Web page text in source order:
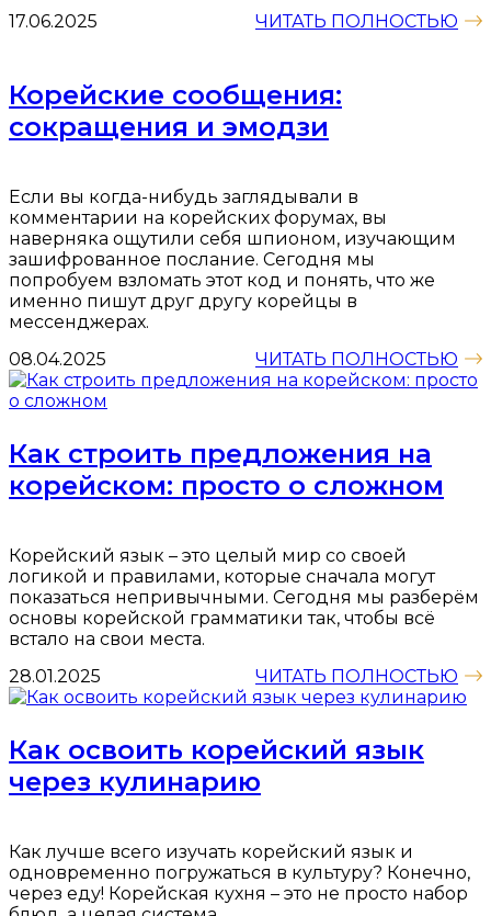
17.06.2025 ЧИТАТЬ ПОЛНОСТЬЮ
Корейские сообщения:
сокращения и эмодзи
08.04.2025
Если вы когда-нибудь заглядывали в
комментарии на корейских форумах, вы
наверняка ощутили себя шпионом, изучающим
зашифрованное послание. Сегодня мы
попробуем взломать этот код и понять, что же
именно пишут друг другу корейцы в
мессенджерах.
ЧИТАТЬ ПОЛНОСТЬЮ
Как строить предложения на
корейском: просто о сложном
28.01.2025
Корейский язык – это целый мир со своей
логикой и правилами, которые сначала могут
показаться непривычными. Сегодня мы разберём
основы корейской грамматики так, чтобы всё
встало на свои места.
ЧИТАТЬ ПОЛНОСТЬЮ
Как освоить корейский язык
через кулинарию
Как лучше всего изучать корейский язык и
одновременно погружаться в культуру? Конечно,
через еду! Корейская кухня – это не просто набор